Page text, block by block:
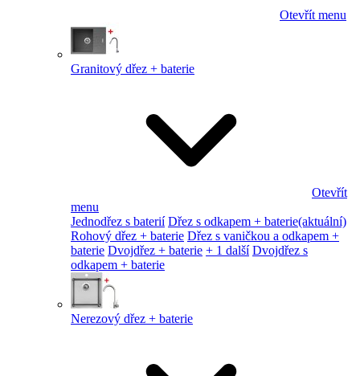
Otevřít menu
Granitový dřez + baterie
Otevřít
menu
Jednodřez s baterií Dřez s odkapem + baterie(aktuální)
Rohový dřez + baterie Dřez s vaničkou a odkapem +
baterie Dvojdřez + baterie + 1 další Dvojdřez s
odkapem + baterie
Nerezový dřez + baterie